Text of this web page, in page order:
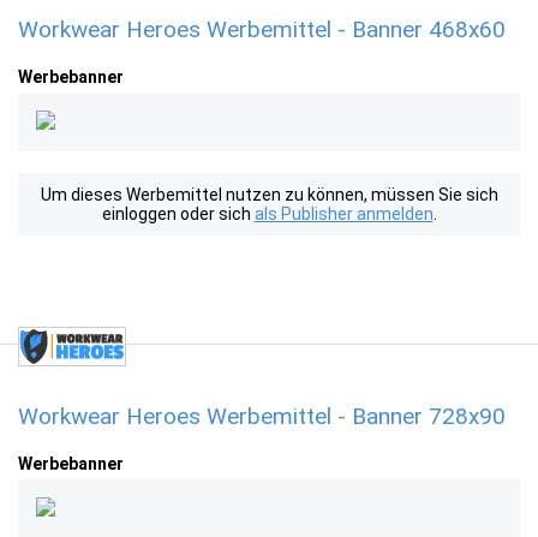
Workwear Heroes Werbemittel - Banner 468x60
Werbebanner
Um dieses Werbemittel nutzen zu können, müssen Sie sich
einloggen oder sich als Publisher anmelden
Workwear Heroes Werbemittel - Banner 728x90
Werbebanner